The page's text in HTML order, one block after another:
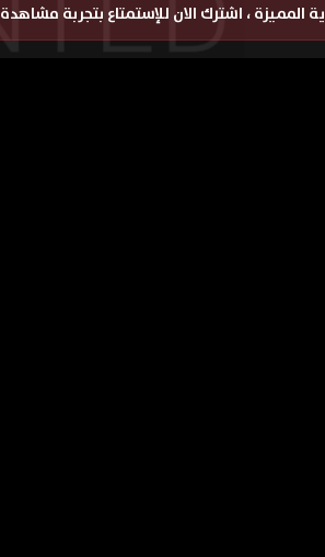
المميزة ، اشترك الان للإستمتاع بتجربة